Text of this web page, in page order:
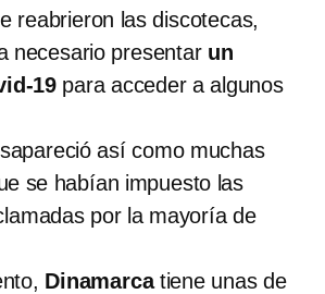
reabrieron las discotecas,
necesario presentar un
19 para acceder a algunos
así como muchas
se habían impuesto las
por la mayoría de
Dinamarcatiene unas de